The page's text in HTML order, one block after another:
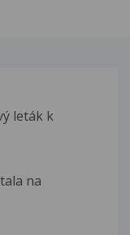
leták k
na